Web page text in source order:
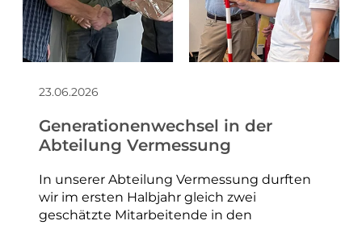
23.06.2026
Generationenwechsel in der
Abteilung Vermessung
In unserer Abteilung Vermessung durften
wir im ersten Halbjahr gleich zwei
geschätzte Mitarbeitende in den